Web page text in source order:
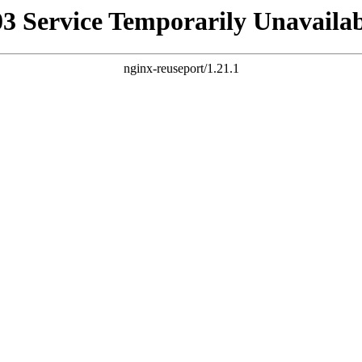
Service Temporarily
nginx-reuseport/1.21.1